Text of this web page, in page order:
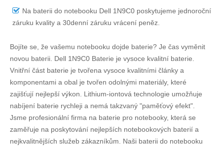
Na baterii do notebooku Dell 1N9C0 poskytujeme jednoroční
záruku kvality a 30denní záruku vrácení peněz.
Bojíte se, že vašemu notebooku dojde baterie? Je čas vyměnit
novou baterii. Dell 1N9C0 Baterie je vysoce kvalitní baterie.
Vnitřní část baterie je tvořena vysoce kvalitními články a
komponentami a obal je tvořen odolnými materiály, které
zajišťují nejlepší výkon. Lithium-iontová technologie umožňuje
nabíjení baterie rychleji a nemá takzvaný "paměťový efekt".
Jsme profesionální firma na baterie pro notebooky, která se
zaměřuje na poskytování nejlepších notebookových baterií a
nejkvalitnějších služeb zákazníkům. Naši baterii do notebooku